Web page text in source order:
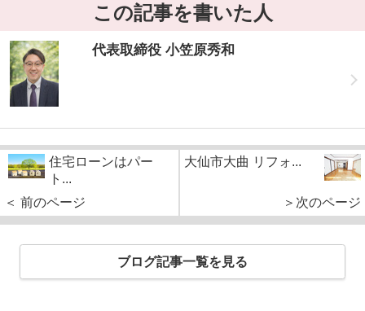
この記事を書いた人
代表取締役 小笠原秀和
住宅ローンはパー
ト...
＜ 前のページ
大仙市大曲 リフォ...
＞次のページ
ブログ記事一覧を見る